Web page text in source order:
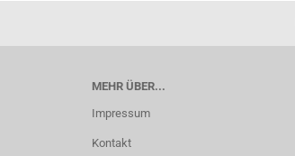
MEHR ÜBER...
Impressum
Kontakt